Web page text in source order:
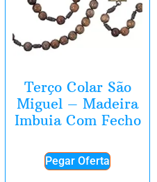
Terço Colar São
Miguel – Madeira
Imbuia Com Fecho
Pegar Oferta